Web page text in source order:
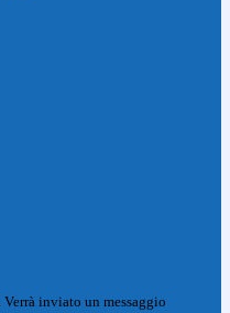
Verrà inviato un messaggio